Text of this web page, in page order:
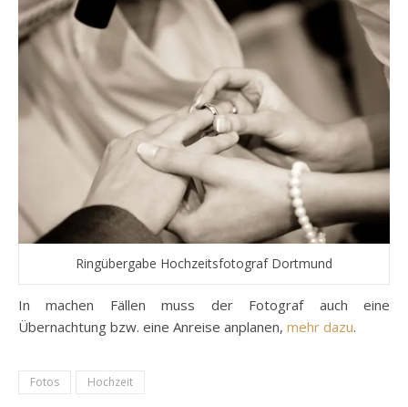
Ringübergabe Hochzeitsfotograf Dortmund
In machen Fällen muss der Fotograf auch eine
Übernachtung bzw. eine Anreise anplanen, mehr dazu.
Fotos Hochzeit